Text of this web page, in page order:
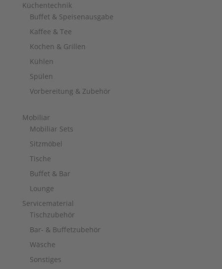
Küchentechnik
Buffet & Speisenausgabe
Kaffee & Tee
Kochen & Grillen
Kühlen
Spülen
Vorbereitung & Zubehör
Mobiliar
Mobiliar Sets
Sitzmöbel
Tische
Buffet & Bar
Lounge
Servicematerial
Tischzubehör
Bar- & Buffetzubehör
Wäsche
Sonstiges